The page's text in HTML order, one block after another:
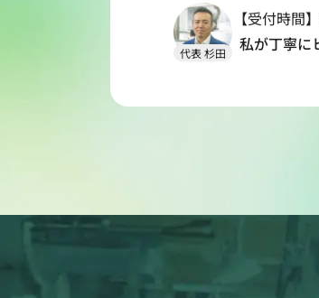
代表 杉田
【受付時間
私が丁寧に